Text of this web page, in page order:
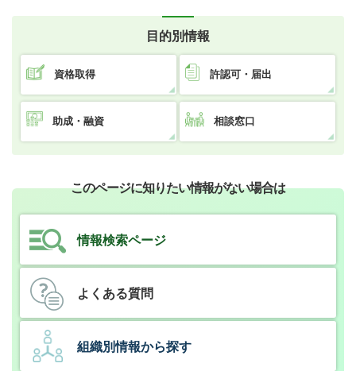
目的別情報
資格取得 許認可・届出
助成・融資 相談窓口
このページに知りたい情報がない場合は
情報検索ページ
よくある質問
組織別情報から探す